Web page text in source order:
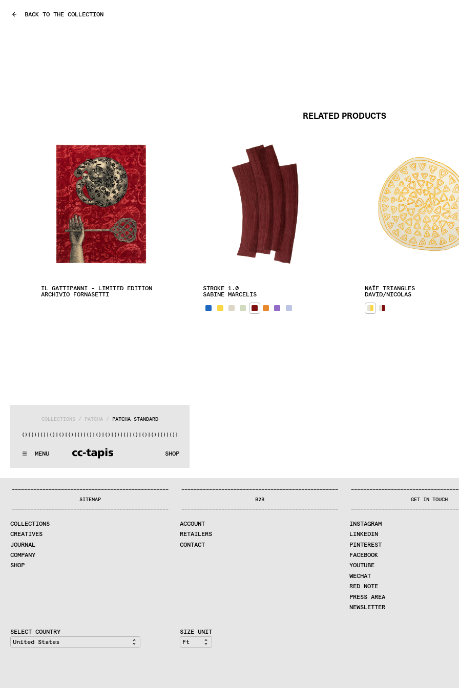
MENU SHOP
COLLECTIONS / PATCHA / PATCHA STANDARD
|() |() |() |() |() |() |() |() |() |() |() |() |() |() |() |() |()
:..:^:..:^:. .:^:..:^:..:^:..:^:. .:^:..:^
WE MAKE RUGS
COMPANY
CONTRACT DIVISION
SHOP
BACK TO THE COLLECTION
RELATED PRODUCTS
IL GATTIPANNI - LIMITED EDITION
ARCHIVIO FORNASETTI
STROKE 1.0
SABINE MARCELIS
NAÏF TRIANGLES
DAVID/NICOLAS
———————————————————————————————————————————————————
SITEMAP
———————————————————————————————————————————————————
COLLECTIONS
CREATIVES
JOURNAL
COMPANY
SHOP
———————————————————————————————————————————————————
B2B
———————————————————————————————————————————————————
ACCOUNT
RETAILERS
CONTACT
———————————————————————————————————
GET IN TOUCH
———————————————————————————————————
INSTAGRAM
LINKEDIN
PINTEREST
FACEBOOK
YOUTUBE
WECHAT
RED NOTE
PRESS AREA
NEWSLETTER
SELECT COUNTRY SIZE UNIT